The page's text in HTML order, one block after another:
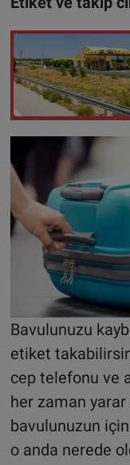
Bavulunuzu
etiket
cep telefonu ve
her zaman yarar
bavulunuzun
o anda nerede